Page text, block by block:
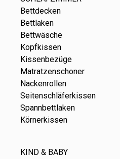
Bettdecken
Bettlaken
Bettwäsche
Kopfkissen
Kissenbezüge
Matratzenschoner
Nackenrollen
Seitenschläferkissen
Spannbettlaken
Körnerkissen
KIND & BABY